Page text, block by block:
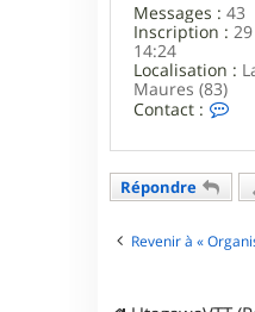
Messages : 43
Inscription :
14:24
Localisation :
Maures (83)
Contact :
n
c
e
Répondre
Revenir à «